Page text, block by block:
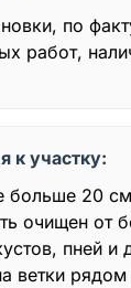
по
работ,
к участку:
больше 20
очищен от
пней и
ветки